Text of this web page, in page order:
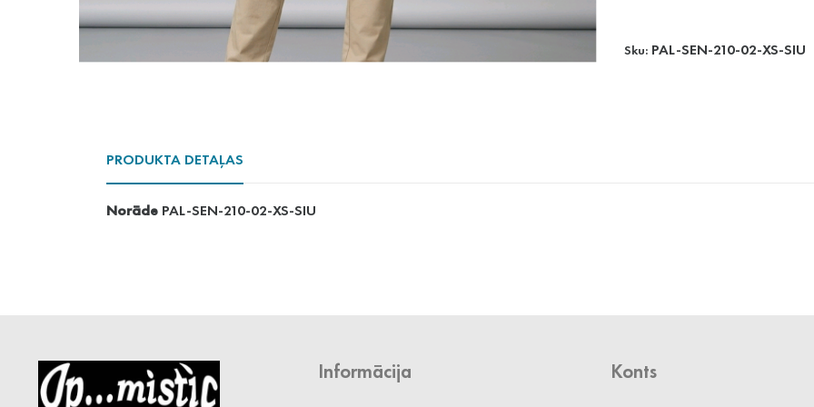
Sku: PAL-SEN-210-02-XS-SIU
PRODUKTA DETAĻAS
Norāde PAL-SEN-210-02-XS-SIU
Informācija Konts